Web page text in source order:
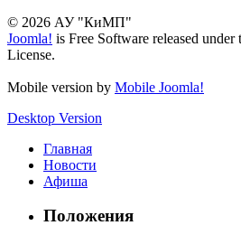
© 2026 АУ "КиМП"
Joomla! is Free Software released
License.
Mobile version by Mobile Joomla!
Desktop Version
Главная
Новости
Афиша
Положения